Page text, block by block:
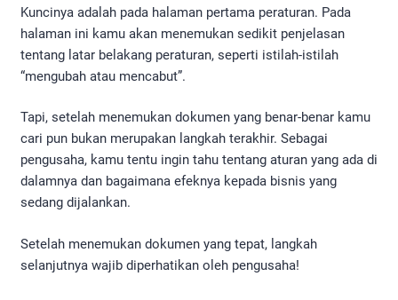
Kuncinya adalah pada halaman pertama peraturan. Pada
halaman ini kamu akan menemukan sedikit penjelasan
tentang latar belakang peraturan, seperti istilah-istilah
“mengubah atau mencabut”.
Tapi, setelah menemukan dokumen yang benar-benar kamu
cari pun bukan merupakan langkah terakhir. Sebagai
pengusaha, kamu tentu ingin tahu tentang aturan yang ada di
dalamnya dan bagaimana efeknya kepada bisnis yang
sedang dijalankan.
Setelah menemukan dokumen yang tepat, langkah
selanjutnya wajib diperhatikan oleh pengusaha!